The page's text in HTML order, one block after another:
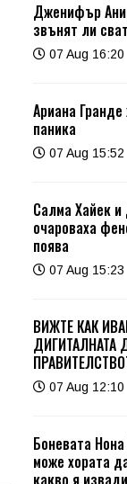
Дженифър
звънят ли
07 Aug 16:20
Ариана
паника
07 Aug 15:52
Салма Хайек
очароваха
поява
07 Aug 15:23
ВИЖТЕ КАК
07 Aug 12:10
Боневата
може хората
какво я